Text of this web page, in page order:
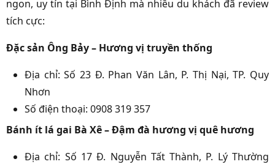
ngon, uy tín tại Bình Định mà nhiều du khách đã review
tích cực:
Đặc sản Ông Bảy – Hương vị truyền thống
Địa chỉ: Số 23 Đ. Phan Văn Lân, P. Thị Nại, TP. Quy
Nhơn
Số điện thoại: 0908 319 357
Bánh ít lá gai Bà Xê – Đậm đà hương vị quê hương
Địa chỉ: Số 17 Đ. Nguyễn Tất Thành, P. Lý Thường